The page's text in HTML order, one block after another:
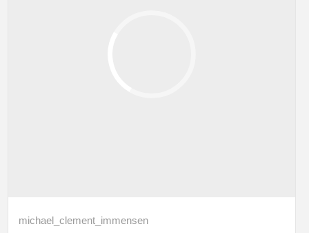
michael_clement_immensen